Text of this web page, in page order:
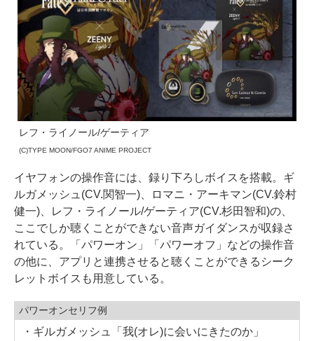
レフ・ライノール/ゲーティア
(C)TYPE MOON/FGO7 ANIME PROJECT
イヤフォンの操作音には、録り下ろしボイスを搭載。ギ
ルガメッシュ(CV.関智一)、ロマニ・アーキマン(CV.鈴村
健一)、レフ・ライノール/ゲーティア(CV.杉田智和)の、
ここでしか聴くことができない音声ガイダンスが収録さ
れている。「パワーオン」「パワーオフ」などの操作音
の他に、アプリと連携させると聴くことができるシーク
レットボイスも用意している。
パワーオンセリフ例
・ギルガメッシュ「我(オレ)に会いにきたのか」